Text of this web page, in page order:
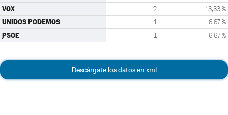
VOX 2 13,33 %
UNIDOS PODEMOS 1 6,67 %
PSOE 1 6,67 %
Descárgate los datos en xml